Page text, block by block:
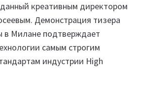
креативным директором
Демонстрация тизера
в Милане подтверждает
самым строгим
индустрии High